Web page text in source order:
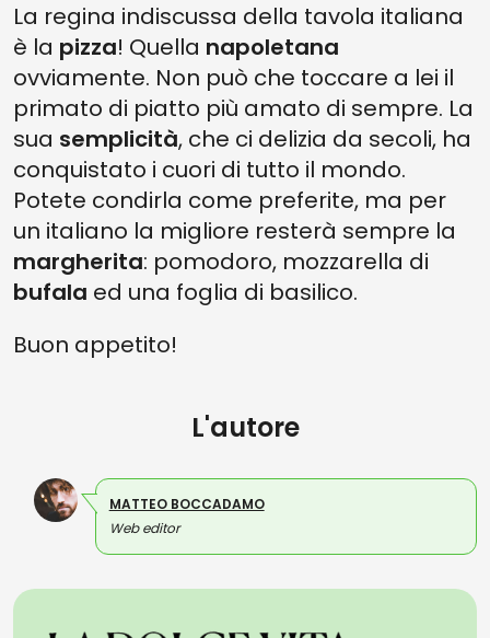
La regina indiscussa della tavola italiana
è la pizza! Quella napoletana
ovviamente. Non può che toccare a lei il
primato di piatto più amato di sempre. La
sua semplicità, che ci delizia da secoli, ha
conquistato i cuori di tutto il mondo.
Potete condirla come preferite, ma per
un italiano la migliore resterà sempre la
margherita: pomodoro, mozzarella di
bufala ed una foglia di basilico.
Buon appetito!
L'autore
MATTEO BOCCADAMO
Web editor